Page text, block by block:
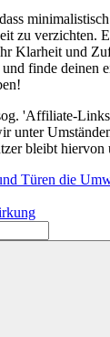
zu verzichten.
Klarheit und
finde deinen
'Affiliate-
unter
bleibt hiervon
Türen die